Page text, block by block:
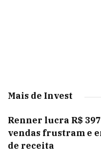
Mais de Invest
Renner lucra R$
vendas frustram e
de receita